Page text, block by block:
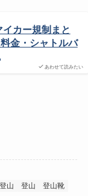
あわせて読みたい
イカー規制まと
金・シャトルバ
山 登山 登山靴